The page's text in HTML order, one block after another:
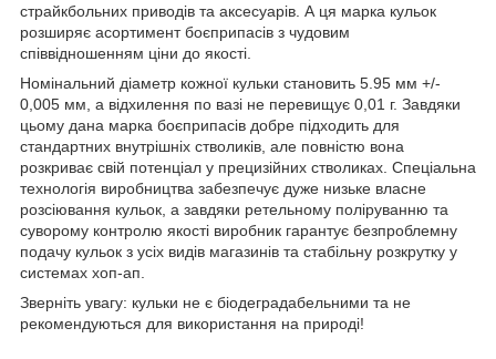
страйкбольних приводів та аксесуарів. А ця марка кульок
розширяє асортимент боєприпасів з чудовим
співвідношенням ціни до якості.
Номінальний діаметр кожної кульки становить 5.95 мм +/-
0,005 мм, а відхилення по вазі не перевищує 0,01 г. Завдяки
цьому дана марка боєприпасів добре підходить для
стандартних внутрішніх стволиків, але повністю вона
розкриває свій потенціал у прецизійних стволиках. Спеціальна
технологія виробництва забезпечує дуже низьке власне
розсіювання кульок, а завдяки ретельному поліруванню та
суворому контролю якості виробник гарантує безпроблемну
подачу кульок з усіх видів магазинів та стабільну розкрутку у
системах хоп-ап.
Зверніть увагу: кульки не є біодеградабельними та не
рекомендуються для використання на природі!